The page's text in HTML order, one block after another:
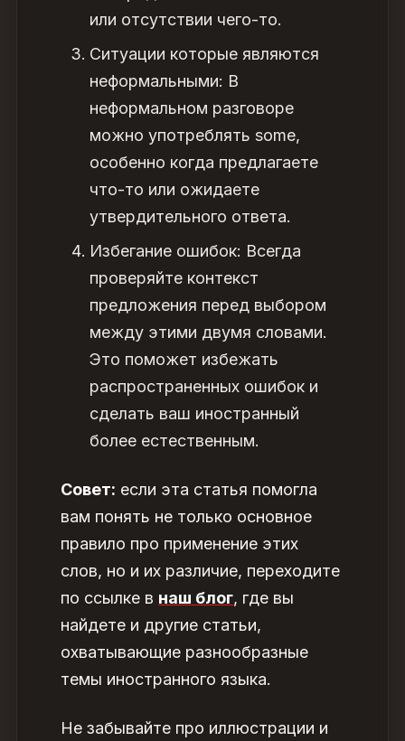
или отсутствии чего-то.
Ситуации которые являются
неформальными: В
неформальном разговоре
можно употреблять some,
особенно когда предлагаете
что-то или ожидаете
утвердительного ответа.
Избегание ошибок: Всегда
проверяйте контекст
предложения перед выбором
между этими двумя словами.
Это поможет избежать
распространенных ошибок и
сделать ваш иностранный
более естественным.
Совет: если эта статья помогла
вам понять не только основное
правило про применение этих
слов, но и их различие, переходите
по ссылке в наш блог, где вы
найдете и другие статьи,
охватывающие разнообразные
темы иностранного языка.
Не забывайте про иллюстрации и